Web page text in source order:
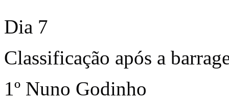
Dia 7
Classificação após a
1º Nuno Godinho